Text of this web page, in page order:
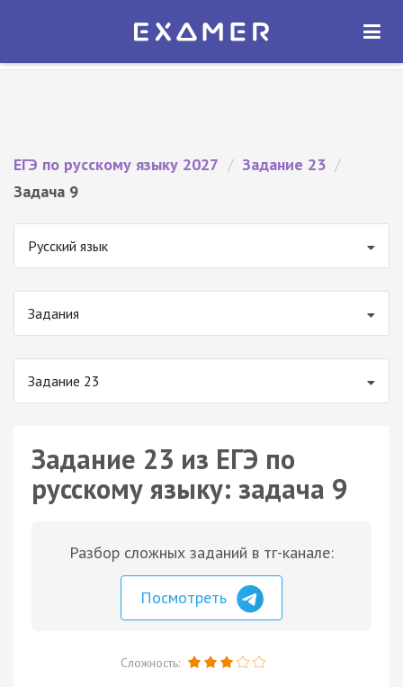
Экзамер — ЕГЭ 2027
ОТКРЫТЬ
ЕГЭ по русскому языку 2027 / Задание 23 /
Задача 9
Русский язык
Задания
Задание 23
Задание 23 из ЕГЭ по
русскому языку: задача 9
Разбор сложных заданий в тг-канале:
Посмотреть
Сложность: